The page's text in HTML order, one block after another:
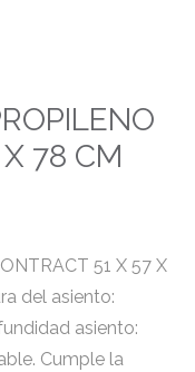
78 CM
51 X 57 X
del asiento:
asiento:
Cumple la